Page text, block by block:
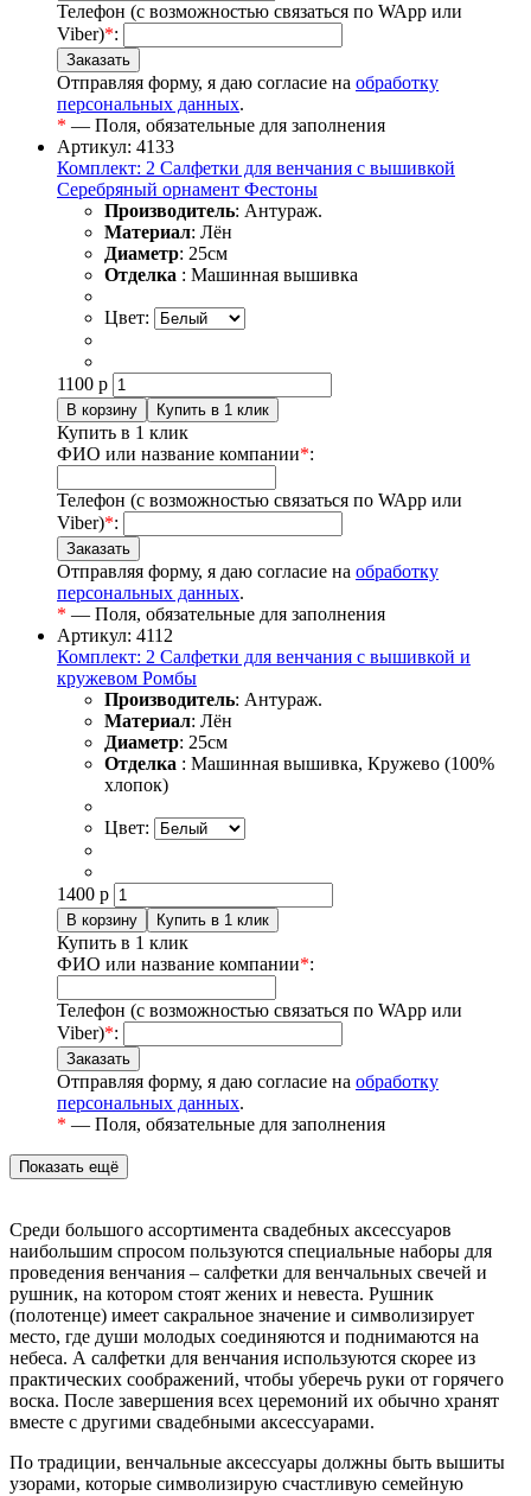
Телефон (с возможностью связаться по WApp или
Viber)*:
Отправляя форму, я даю согласие на обработку
персональных данных.
* — Поля, обязательные для заполнения
Артикул: 4133
Комплект: 2 Салфетки для венчания с вышивкой
Серебряный орнамент Фестоны
Производитель: Антураж.
Материал: Лён
Диаметр: 25см
Отделка : Машинная вышивка
Цвет:
1100 р
Купить в 1 клик
ФИО или название компании*:
Телефон (с возможностью связаться по WApp или
Viber)*:
Отправляя форму, я даю согласие на обработку
персональных данных.
* — Поля, обязательные для заполнения
Артикул: 4112
Комплект: 2 Салфетки для венчания с вышивкой и
кружевом Ромбы
Производитель: Антураж.
Материал: Лён
Диаметр: 25см
Отделка : Машинная вышивка, Кружево (100%
хлопок)
Цвет:
1400 р
Купить в 1 клик
ФИО или название компании*:
Телефон (с возможностью связаться по WApp или
Viber)*:
Отправляя форму, я даю согласие на обработку
персональных данных.
* — Поля, обязательные для заполнения
Среди большого ассортимента свадебных аксессуаров
наибольшим спросом пользуются специальные наборы для
проведения венчания – салфетки для венчальных свечей и
рушник, на котором стоят жених и невеста. Рушник
(полотенце) имеет сакральное значение и символизирует
место, где души молодых соединяются и поднимаются на
небеса. А салфетки для венчания используются скорее из
практических соображений, чтобы уберечь руки от горячего
воска. После завершения всех церемоний их обычно хранят
вместе с другими свадебными аксессуарами.
По традиции, венчальные аксессуары должны быть вышиты
узорами, которые символизирую счастливую семейную